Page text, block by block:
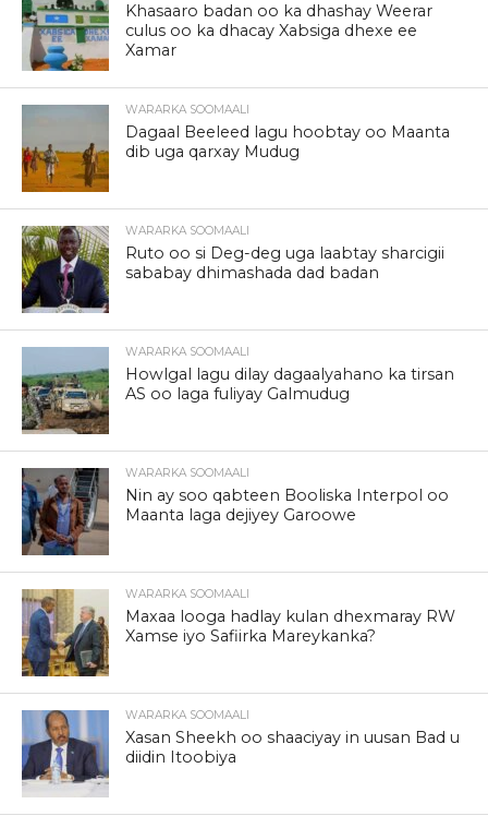
Khasaaro badan oo ka dhashay Weerar
culus oo ka dhacay Xabsiga dhexe ee
Xamar
WARARKA SOOMAALI
Dagaal Beeleed lagu hoobtay oo Maanta
dib uga qarxay Mudug
WARARKA SOOMAALI
Ruto oo si Deg-deg uga laabtay sharcigii
sababay dhimashada dad badan
WARARKA SOOMAALI
Howlgal lagu dilay dagaalyahano ka tirsan
AS oo laga fuliyay Galmudug
WARARKA SOOMAALI
Nin ay soo qabteen Booliska Interpol oo
Maanta laga dejiyey Garoowe
WARARKA SOOMAALI
Maxaa looga hadlay kulan dhexmaray RW
Xamse iyo Safiirka Mareykanka?
WARARKA SOOMAALI
Xasan Sheekh oo shaaciyay in uusan Bad u
diidin Itoobiya